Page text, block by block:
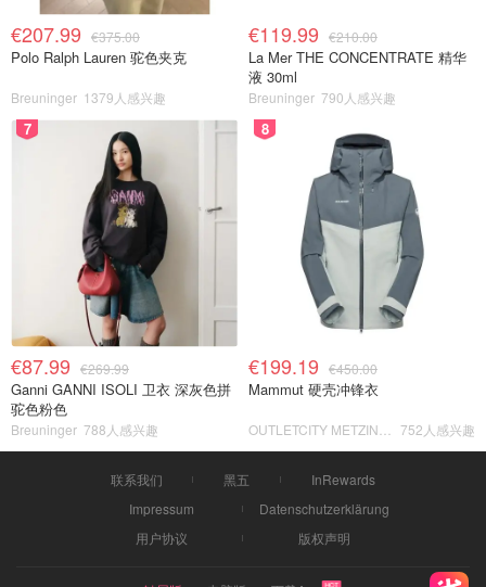
€207.99 €375.00
Polo Ralph Lauren 驼色夹克
Breuninger 1379人感兴趣
€119.99 €210.00
La Mer THE CONCENTRATE 精华
液 30ml
Breuninger 790人感兴趣
7
€87.99 €269.99
Ganni GANNI ISOLI 卫衣 深灰色拼
驼色粉色
Breuninger 788人感兴趣
8
€199.19 €450.00
Mammut 硬壳冲锋衣
752人感兴趣
联系我们 黑五
InRewards
Impressum
Datenschutzerklärung
用户协议
版权声明